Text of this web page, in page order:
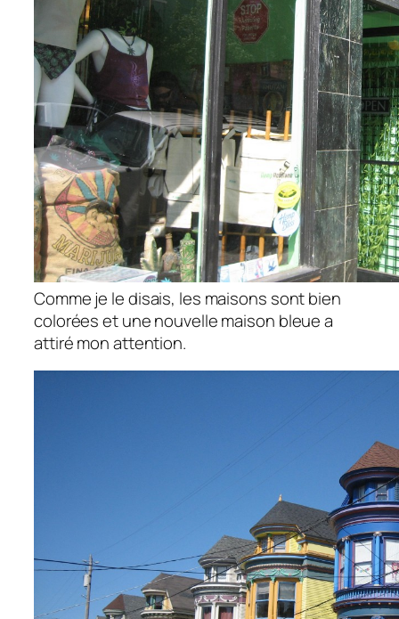
Comme je le disais, les maisons sont bien
colorées et une nouvelle maison bleue a
attiré mon attention.